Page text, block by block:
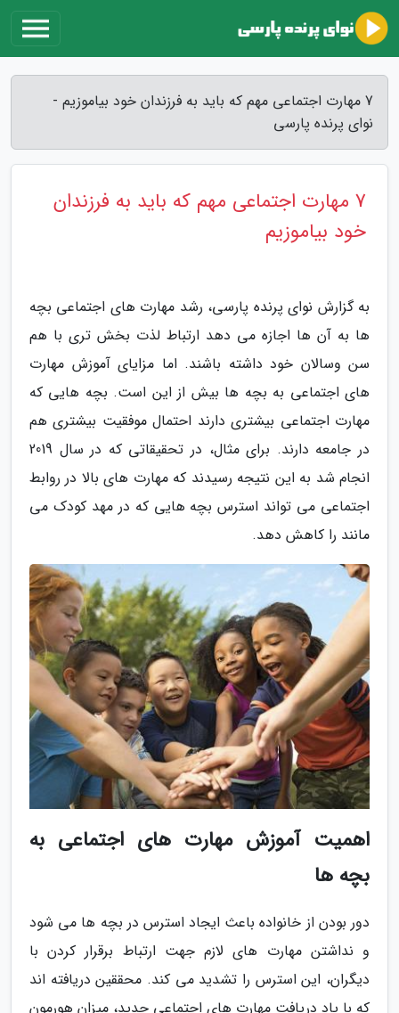
7 مهارت اجتماعی مهم که باید به فرزندان خود بیاموزیم -
نوای پرنده پارسی
7 مهارت اجتماعی مهم که باید به فرزندان
خود بیاموزیم
به گزارش نوای پرنده پارسی، رشد مهارت های اجتماعی بچه
ها به آن ها اجازه می دهد ارتباط لذت بخش تری با هم
سن وسالان خود داشته باشند. اما مزایای آموزش مهارت
های اجتماعی به بچه ها بیش از این است. بچه هایی که
مهارت اجتماعی بیشتری دارند احتمال موفقیت بیشتری هم
در جامعه دارند. برای مثال، در تحقیقاتی که در سال 2019
انجام شد به این نتیجه رسیدند که مهارت های بالا در روابط
اجتماعی می تواند استرس بچه هایی که در مهد کودک می
مانند را کاهش دهد.
اهمیت آموزش مهارت های اجتماعی به
بچه ها
دور بودن از خانواده باعث ایجاد استرس در بچه ها می شود
و نداشتن مهارت های لازم جهت ارتباط برقرار کردن با
دیگران، این استرس را تشدید می کند. محققین دریافته اند
که با یاد دریافت مهارت های اجتماعی جدید، میزان هورمون